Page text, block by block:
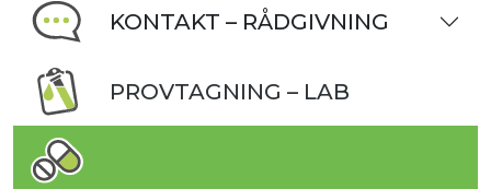
KONTAKT – RÅDGIVNING
PROVTAGNING – LAB